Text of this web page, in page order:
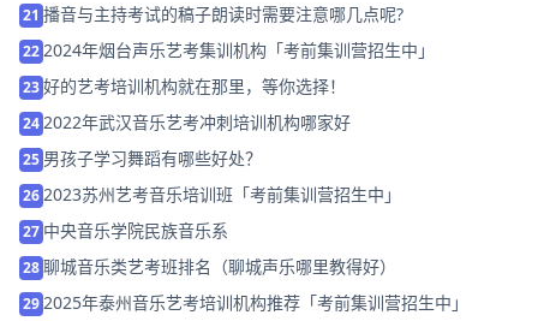
21 播音与主持考试的稿子朗读时需要注意哪几点呢?
22 2024年烟台声乐艺考集训机构「考前集训营招生中」
23好的艺考培训机构就在那里，等你选择！
24 2022年武汉音乐艺考冲刺培训机构哪家好
25 男孩子学习舞蹈有哪些好处？
26 2023苏州艺考音乐培训班「考前集训营招生中」
27 中央音乐学院民族音乐系
28聊城音乐类艺考班排名（聊城声乐哪里教得好）
29 2025年泰州音乐艺考培训机构推荐「考前集训营招生中」